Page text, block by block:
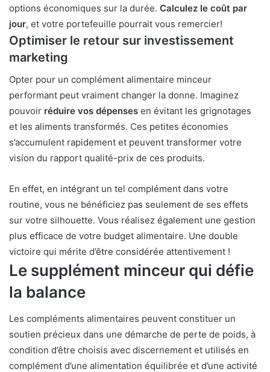
options économiques sur la durée. Calculez le coût par
jour, et votre portefeuille pourrait vous remercier!
Optimiser le retour sur investissement
marketing
Opter pour un complément alimentaire minceur
performant peut vraiment changer la donne. Imaginez
pouvoir réduire vos dépenses en évitant les grignotages
et les aliments transformés. Ces petites économies
s’accumulent rapidement et peuvent transformer votre
vision du rapport qualité-prix de ces produits.
En effet, en intégrant un tel complément dans votre
routine, vous ne bénéficiez pas seulement de ses effets
sur votre silhouette. Vous réalisez également une gestion
plus efficace de votre budget alimentaire. Une double
victoire qui mérite d’être considérée attentivement !
Le supplément minceur qui défie
la balance
Les compléments alimentaires peuvent constituer un
soutien précieux dans une démarche de perte de poids, à
condition d’être choisis avec discernement et utilisés en
complément d’une alimentation équilibrée et d’une activité